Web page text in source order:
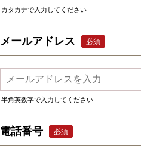
カタカナで入力してください
メールアドレス 必須
半角英数字で入力してください
電話番号 必須